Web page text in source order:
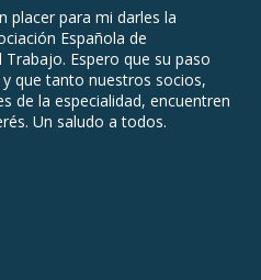
placer para mi darles la
Española de
Trabajo. Espero que su paso
que tanto nuestros socios,
de la especialidad, encuentren
Un saludo a todos.